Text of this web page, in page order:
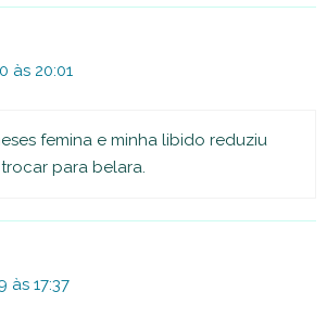
às 20:01
femina e minha libido reduziu
para belara.
às 17:37